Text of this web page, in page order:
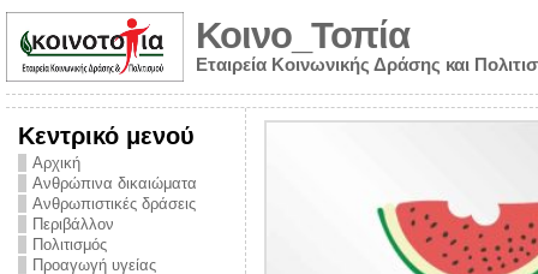
Κοινο_Τοπία
Εταιρεία Κοινωνικής Δράσης και
Κεντρικό μενού
Αρχική
Ανθρώπινα δικαιώματα
Ανθρωπιστικές δράσεις
Περιβάλλον
Πολιτισμός
Προαγωγή υγείας